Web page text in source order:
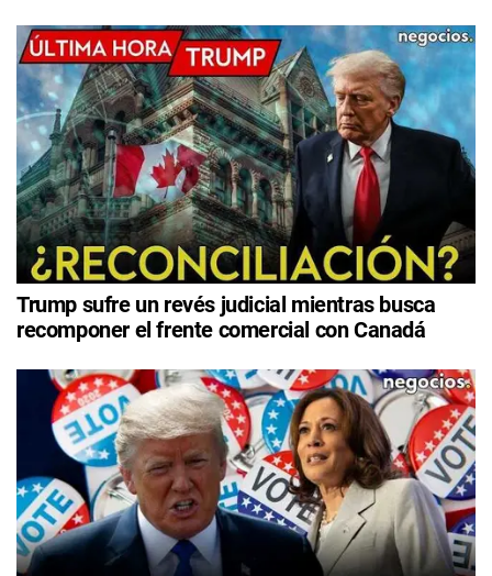
Trump sufre un revés judicial mientras busca
recomponer el frente comercial con Canadá